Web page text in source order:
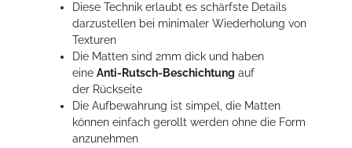
Diese Technik erlaubt es schärfste Details
darzustellen bei minimaler Wiederholung von
Texturen
Die Matten sind 2mm dick und haben
eine Anti-Rutsch-Beschichtung auf
der Rückseite
Die Aufbewahrung ist simpel, die Matten
können einfach gerollt werden ohne die Form
anzunehmen